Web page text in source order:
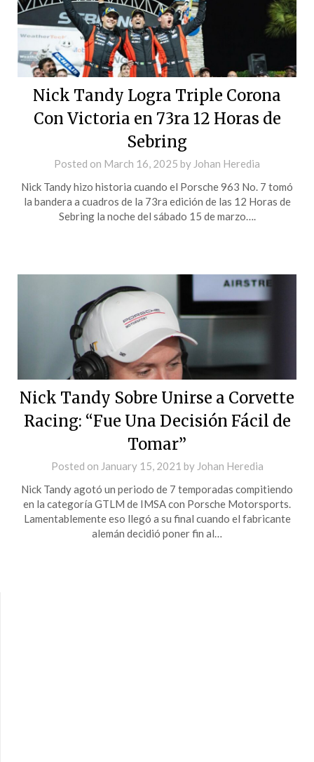
Nick Tandy Logra Triple Corona
Con Victoria en 73ra 12 Horas de
Sebring
Posted on March 16, 2025 by Johan Heredia
Nick Tandy hizo historia cuando el Porsche 963 No. 7 tomó
la bandera a cuadros de la 73ra edición de las 12 Horas de
Sebring la noche del sábado 15 de marzo….
Nick Tandy Sobre Unirse a Corvette
Racing: “Fue Una Decisión Fácil de
Tomar”
Posted on January 15, 2021 by Johan Heredia
Nick Tandy agotó un periodo de 7 temporadas compitiendo
en la categoría GTLM de IMSA con Porsche Motorsports.
Lamentablemente eso llegó a su final cuando el fabricante
alemán decidió poner fin al…